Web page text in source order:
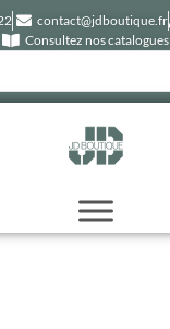
contact@jdboutique.fr
Consultez nos catalogues